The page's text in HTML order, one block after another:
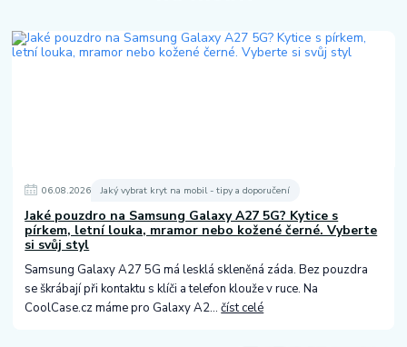
06.08.2026 Jaký vybrat kryt na mobil - tipy a doporučení
Jaké pouzdro na Samsung Galaxy A27 5G? Kytice s
pírkem, letní louka, mramor nebo kožené černé. Vyberte
si svůj styl
Samsung Galaxy A27 5G má lesklá skleněná záda. Bez pouzdra
se škrábají při kontaktu s klíči a telefon klouže v ruce. Na
CoolCase.cz máme pro Galaxy A2...číst celé